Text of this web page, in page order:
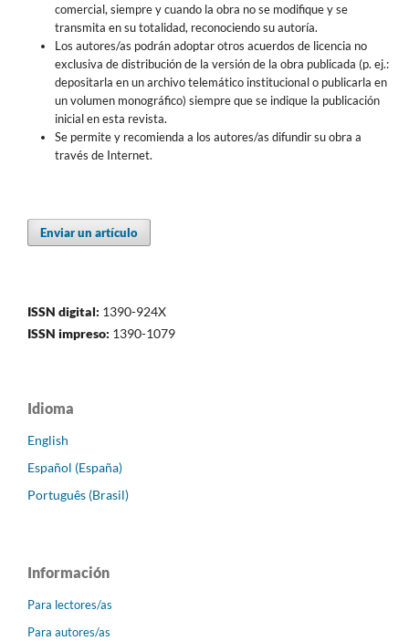
comercial, siempre y cuando la obra no se modifique y se
transmita en su totalidad, reconociendo su autoría.
Los autores/as podrán adoptar otros acuerdos de licencia no
exclusiva de distribución de la versión de la obra publicada (p. ej.:
depositarla en un archivo telemático institucional o publicarla en
un volumen monográfico) siempre que se indique la publicación
inicial en esta revista.
Se permite y recomienda a los autores/as difundir su obra a
través de Internet.
Enviar un artículo
ISSN digital: 1390-924X
ISSN impreso: 1390-1079
Idioma
English
Español (España)
Português (Brasil)
Información
Para lectores/as
Para autores/as